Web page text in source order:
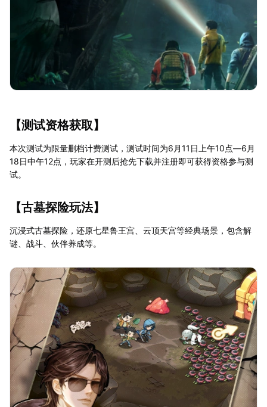
【测试资格获取】
本次测试为限量删档计费测试，测试时间为6月11日上午10点—6月
18日中午12点，玩家在开测后抢先下载并注册即可获得资格参与测
试。
【古墓探险玩法】
沉浸式古墓探险，还原七星鲁王宫、云顶天宫等经典场景，包含解
谜、战斗、伙伴养成等。